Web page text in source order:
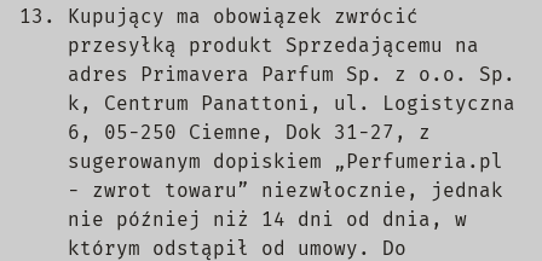
Kupujący ma obowiązek zwrócić
przesyłką produkt Sprzedającemu na
adres Primavera Parfum Sp. z o.o. Sp.
k, Centrum Panattoni, ul. Logistyczna
6, 05-250 Ciemne, Dok 31-27 , z
sugerowanym dopiskiem „Perfumeria.pl
- zwrot towaru” niezwłocznie, jednak
nie później niż 14 dni od dnia, w
którym odstąpił od umowy. Do